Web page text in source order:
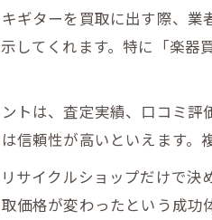
ギターと
高額
ギタ
回収
付属
ギターを買取に出す際、
してくれます。特に「楽
トは、査定実績、口コミ
信頼性が高いといえます
サイクルショップだけで
価格が変わったという成